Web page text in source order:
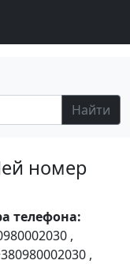
Найти
номер
телефона:
,
,